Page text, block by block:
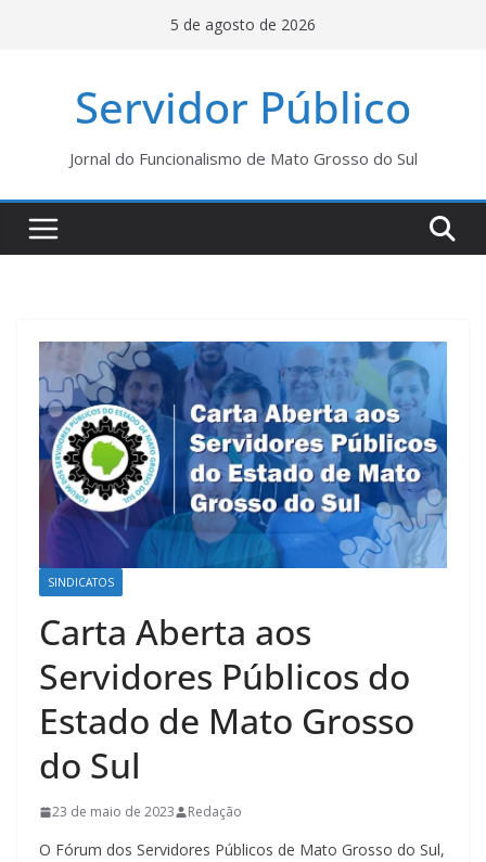
5 de agosto de 2026
Servidor Público
Jornal do Funcionalismo de Mato Grosso do Sul
SINDICATOS
Carta Aberta aos
Servidores Públicos do
Estado de Mato Grosso
do Sul
23 de maio de 2023 Redação
O Fórum dos Servidores Públicos de Mato Grosso do Sul,